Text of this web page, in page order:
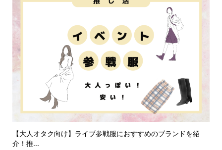
【大人オタク向け】ライブ参戦服におすすめのブランドを紹
介！推...